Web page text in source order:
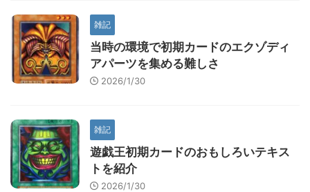
雑記
当時の環境で初期カードのエクゾディ
アパーツを集める難しさ
2026/1/30
雑記
遊戯王初期カードのおもしろいテキス
トを紹介
2026/1/30